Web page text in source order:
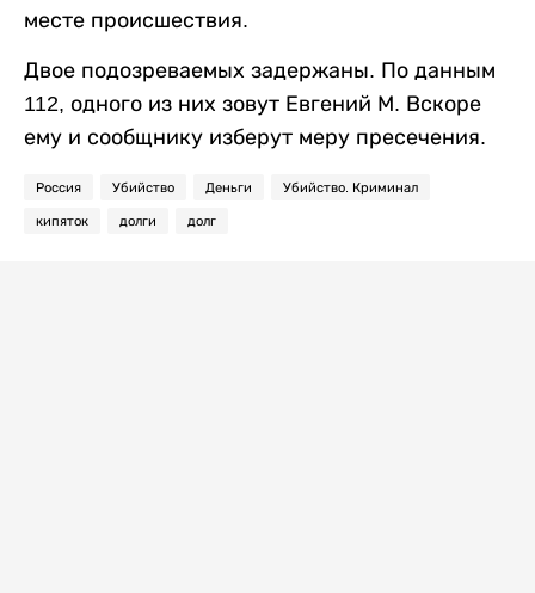
месте происшествия.
Двое подозреваемых задержаны. По данным
112, одного из них зовут Евгений М. Вскоре
ему и сообщнику изберут меру пресечения.
Россия Убийство Деньги Убийство. Криминал
кипяток долги долг